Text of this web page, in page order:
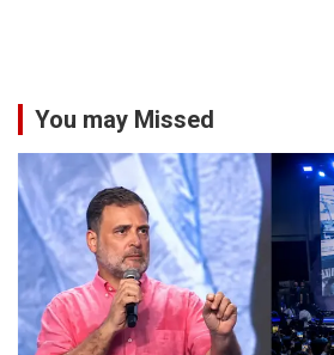
You may Missed